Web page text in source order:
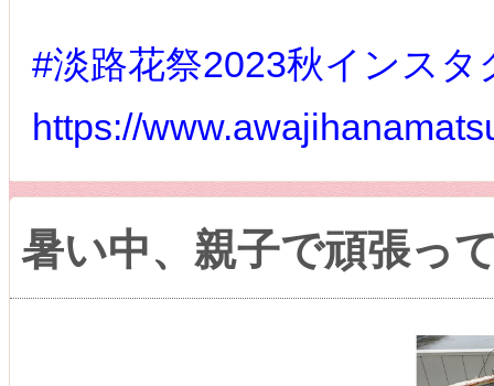
#淡路花祭2023秋インス
https://
暑い中、親子で頑張っ